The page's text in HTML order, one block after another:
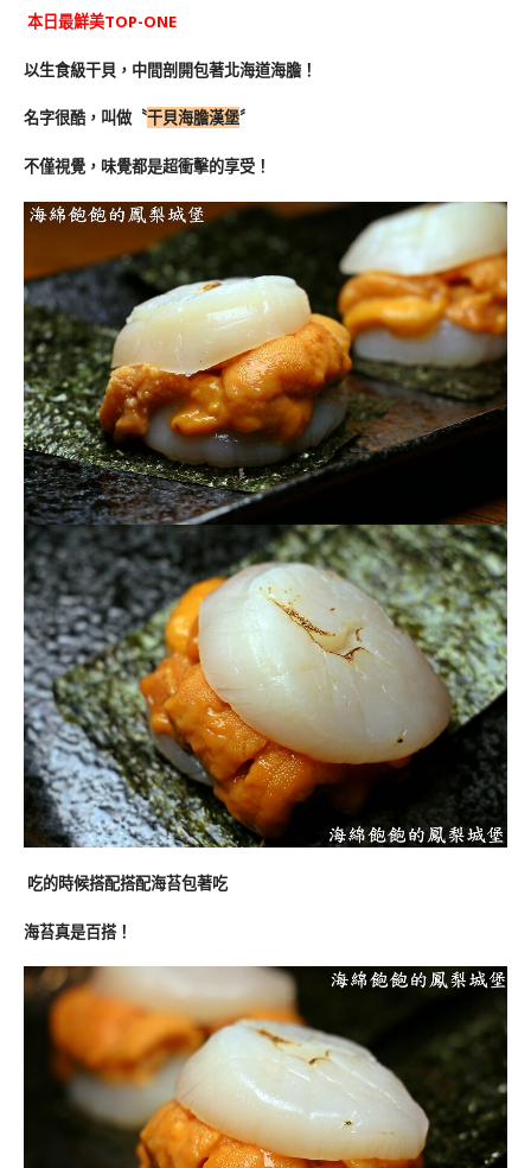
本日最鮮美TOP-ONE
以生食級干貝，中間剖開包著北海道海膽！
名字很酷，叫做〝干貝海膽漢堡〞
不僅視覺，味覺都是超衝擊的享受！
吃的時候搭配搭配海苔包著吃
海苔真是百搭！